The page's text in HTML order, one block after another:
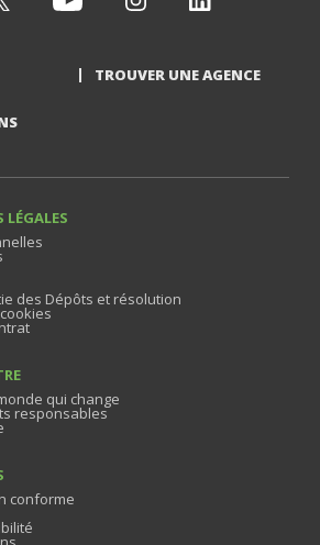
TROUVER UNE AGENCE
des Dépôts et résolution
qui change
responsables
conforme